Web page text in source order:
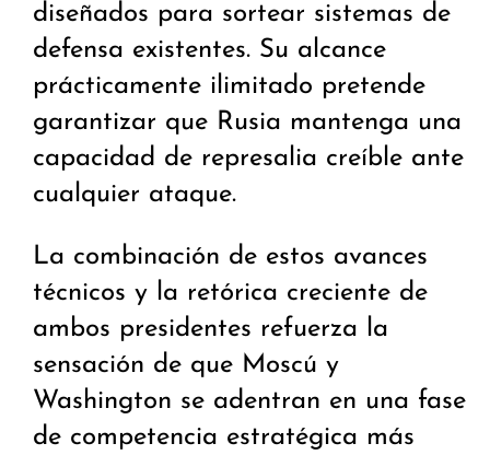
diseñados para sortear sistemas de
defensa existentes. Su alcance
prácticamente ilimitado pretende
garantizar que Rusia mantenga una
capacidad de represalia creíble ante
cualquier ataque.
La combinación de estos avances
técnicos y la retórica creciente de
ambos presidentes refuerza la
sensación de que Moscú y
Washington se adentran en una fase
de competencia estratégica más